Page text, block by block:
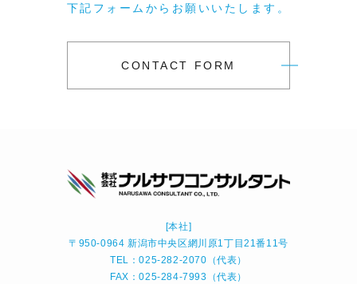
下記フォームからお願いいたします。
CONTACT FORM
[本社]
〒950-0964 新潟市中央区網川原1丁目21番11号
TEL：025-282-2070（代表）
FAX：025-284-7993（代表）